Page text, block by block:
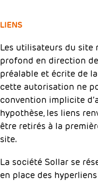
LIENS
Les utilisateurs du site
profond en direction
préalable et écrite de
cette autorisation ne
convention implicite
hypothèse, les liens
être retirés à la
site.
La société Sollar se
en place des